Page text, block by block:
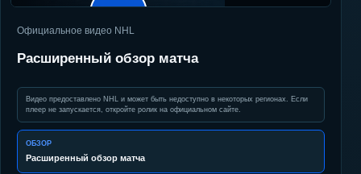
▶
Официальное видео NHL
Расширенный обзор матча
Видео предоставлено NHL и может быть недоступно в некоторых регионах. Если
плеер не запускается, откройте ролик на официальном сайте.
ОБЗОР
Расширенный обзор матча